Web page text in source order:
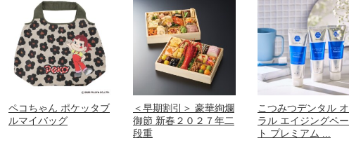
ペコちゃん ポケッタブ
ルマイバッグ
＜早期割引＞ 豪華絢爛
御節 新春２０２７年二
段重
こつみつデンタル
ラル エイジングペ
ト プレミアム ...